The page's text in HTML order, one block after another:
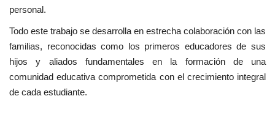
personal.
Todo este trabajo se desarrolla en estrecha colaboración con las
familias, reconocidas como los primeros educadores de sus
hijos y aliados fundamentales en la formación de una
comunidad educativa comprometida con el crecimiento integral
de cada estudiante.